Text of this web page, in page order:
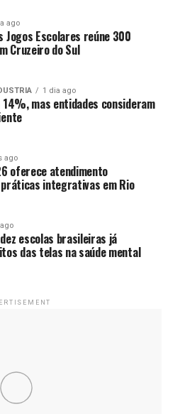
ago
Jogos Escolares reúne 300
Cruzeiro do Sul
1 dia ago
mas entidades consideram
ago
oferece atendimento
integrativas em Rio
escolas brasileiras já
das telas na saúde mental